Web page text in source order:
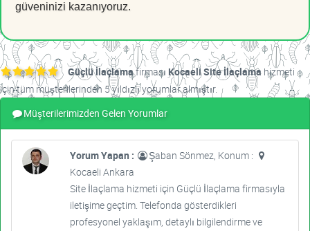
güveninizi kazanıyoruz.
Güçlü İlaçlamafirması Kocaeli Site İlaçlama hizmeti
için tüm müşterilerinden 5 yıldızlı yorumlar almıştır.
Müşterilerimizden Gelen Yorumlar
Yorum Yapan :
Şaban Sönmez, Konum :
Kocaeli Ankara
Site İlaçlama hizmeti için Güçlü İlaçlama firmasıyla
iletişime geçtim. Telefonda gösterdikleri
profesyonel yaklaşım, detaylı bilgilendirme ve